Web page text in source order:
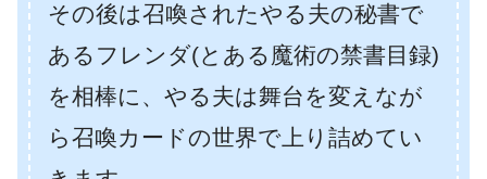
その後は召喚されたやる夫の秘書で
あるフレンダ(とある魔術の禁書目録)
を相棒に、やる夫は舞台を変えなが
ら召喚カードの世界で上り詰めてい